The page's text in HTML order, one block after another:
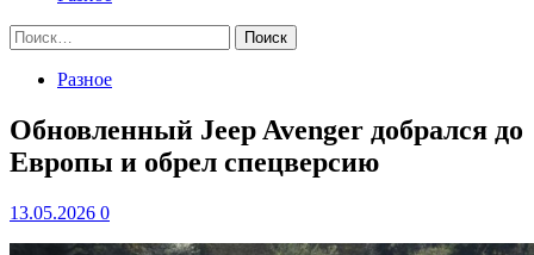
Найти:
Разное
Обновленный Jeep Avenger добрался до
Европы и обрел спецверсию
13.05.2026 0